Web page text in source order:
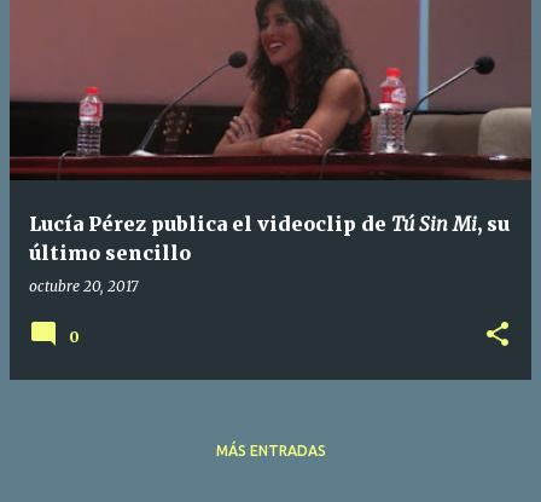
Lucía Pérez publica el videoclip de Tú Sin Mi, su
último sencillo
octubre 20, 2017
0
MÁS ENTRADAS